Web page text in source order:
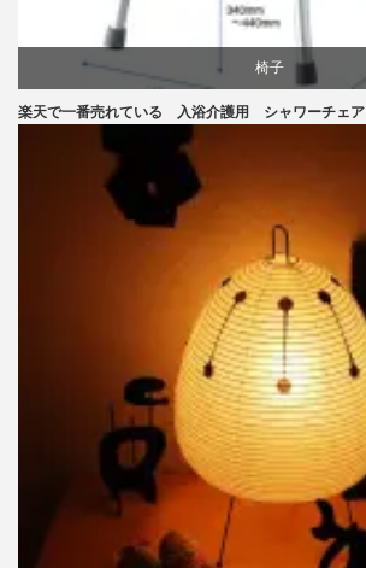
椅子
楽天で一番売れている 入浴介護用 シャワーチェア